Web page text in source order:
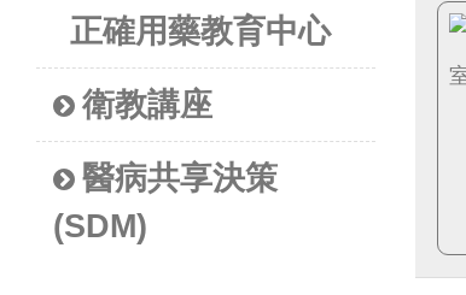
正確用藥教育中心
衛教講座
醫病共享決策
(SDM)